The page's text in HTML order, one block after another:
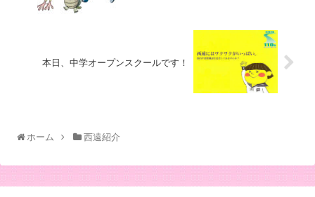
本日、中学オープンスクールです！
ホーム 西遠紹介